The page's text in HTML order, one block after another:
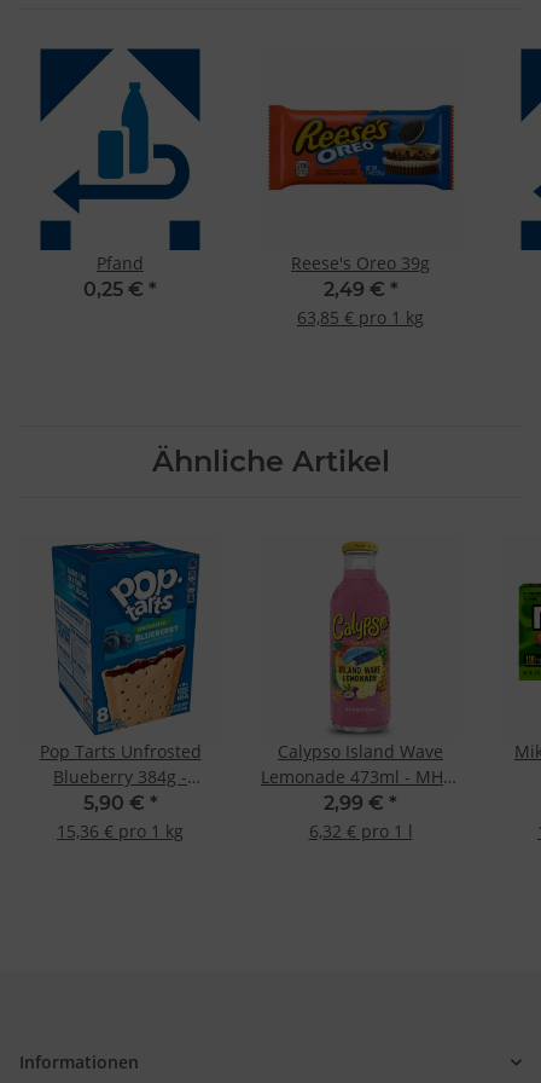
Pfand
0,25 € *
Reese's Oreo 39g
2,49 € *
63,85 € pro 1 kg
Ähnliche Artikel
Pop Tarts Unfrosted
Blueberry 384g -
MHD:-31.07.2026 -
5,90 € *
15,36 € pro 1 kg
Calypso Island Wave
Lemonade 473ml - MHD:
04.05.2026 -
2,99 € *
6,32 € pro 1 l
Informationen